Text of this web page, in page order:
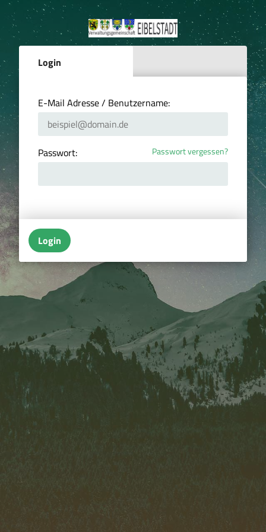
Login
E-Mail Adresse / Benutzername:
Passwort: Passwort vergessen?
Login